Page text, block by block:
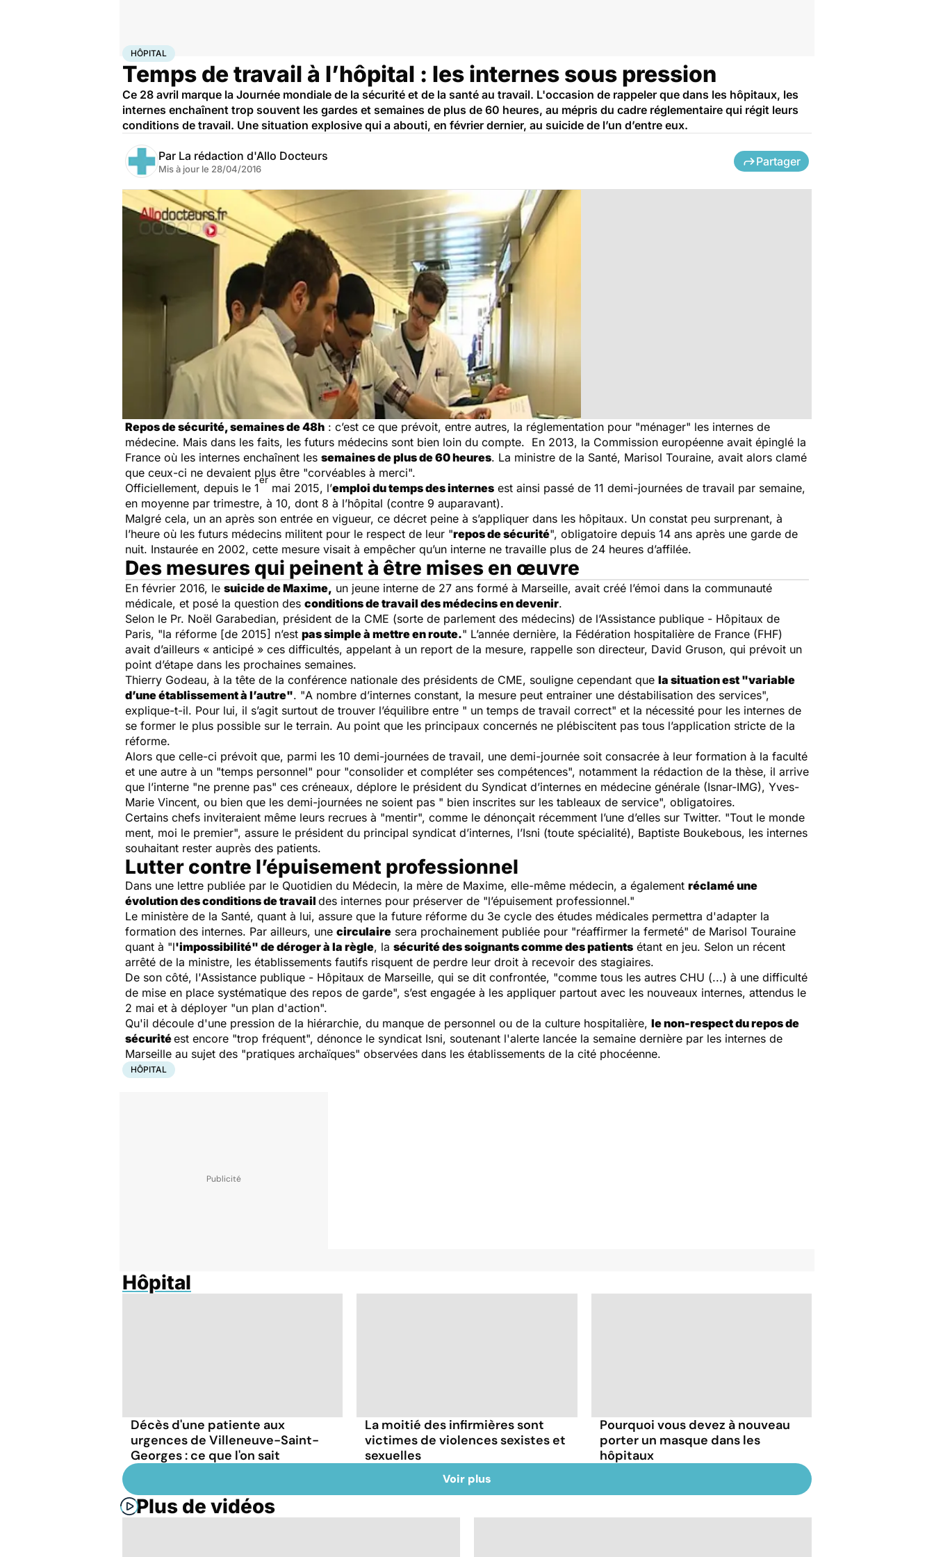
AccueilSantéSociété
HÔPITAL
Temps de travail à l’hôpital : les internes sous pression
Ce 28 avril marque la Journée mondiale de la sécurité et de la santé au travail. L'occasion de rappeler que dans les hôpitaux, les
internes enchaînent trop souvent les gardes et semaines de plus de 60 heures, au mépris du cadre réglementaire qui régit leurs
conditions de travail. Une situation explosive qui a abouti, en février dernier, au suicide de l’un d’entre eux.
Par La rédaction d'Allo Docteurs
Mis à jour le 28/04/2016
Partager
Repos de sécurité, semaines de 48h : c’est ce que prévoit, entre autres, la réglementation pour "ménager" les internes de
médecine. Mais dans les faits, les futurs médecins sont bien loin du compte. En 2013, la Commission européenne avait épinglé la
France où les internes enchaînent les semaines de plus de 60 heures. La ministre de la Santé, Marisol Touraine, avait alors clamé
que ceux-ci ne devaient plus être "corvéables à merci".
Officiellement, depuis le 1
er
mai 2015, l’emploi du temps des internes est ainsi passé de 11 demi-journées de travail par semaine,
en moyenne par trimestre, à 10, dont 8 à l’hôpital (contre 9 auparavant).
Malgré cela, un an après son entrée en vigueur, ce décret peine à s’appliquer dans les hôpitaux. Un constat peu surprenant, à
l’heure où les futurs médecins militent pour le respect de leur "repos de sécurité", obligatoire depuis 14 ans après une garde de
nuit. Instaurée en 2002, cette mesure visait à empêcher qu’un interne ne travaille plus de 24 heures d’affilée.
Des mesures qui peinent à être mises en œuvre
En février 2016, le suicide de Maxime, un jeune interne de 27 ans formé à Marseille, avait créé l’émoi dans la communauté
médicale, et posé la question des conditions de travail des médecins en devenir.
Selon le Pr. Noël Garabedian, président de la CME (sorte de parlement des médecins) de l’Assistance publique - Hôpitaux de
Paris, "la réforme [de 2015] n’est pas simple à mettre en route." L’année dernière, la Fédération hospitalière de France (FHF)
avait d’ailleurs « anticipé » ces difficultés, appelant à un report de la mesure, rappelle son directeur, David Gruson, qui prévoit un
point d’étape dans les prochaines semaines.
Thierry Godeau, à la tête de la conférence nationale des présidents de CME, souligne cependant que la situation est "variable
d’une établissement à l’autre". "A nombre d’internes constant, la mesure peut entrainer une déstabilisation des services",
explique-t-il. Pour lui, il s’agit surtout de trouver l’équilibre entre " un temps de travail correct" et la nécessité pour les internes de
se former le plus possible sur le terrain. Au point que les principaux concernés ne plébiscitent pas tous l’application stricte de la
réforme.
Alors que celle-ci prévoit que, parmi les 10 demi-journées de travail, une demi-journée soit consacrée à leur formation à la faculté
et une autre à un "temps personnel" pour "consolider et compléter ses compétences", notamment la rédaction de la thèse, il arrive
que l’interne "ne prenne pas" ces créneaux, déplore le président du Syndicat d’internes en médecine générale (Isnar-IMG), Yves-
Marie Vincent, ou bien que les demi-journées ne soient pas " bien inscrites sur les tableaux de service", obligatoires.
Certains chefs inviteraient même leurs recrues à "mentir", comme le dénonçait récemment l’une d’elles sur Twitter. "Tout le monde
ment, moi le premier", assure le président du principal syndicat d’internes, l’Isni (toute spécialité), Baptiste Boukebous, les internes
souhaitant rester auprès des patients.
Lutter contre l’épuisement professionnel
Dans une lettre publiée par le Quotidien du Médecin, la mère de Maxime, elle-même médecin, a également réclamé une
évolution des conditions de travail des internes pour préserver de "l’épuisement professionnel."
Le ministère de la Santé, quant à lui, assure que la future réforme du 3e cycle des études médicales permettra d'adapter la
formation des internes. Par ailleurs, une circulaire sera prochainement publiée pour "réaffirmer la fermeté" de Marisol Touraine
quant à "l'impossibilité" de déroger à la règle, la sécurité des soignants comme des patients étant en jeu. Selon un récent
arrêté de la ministre, les établissements fautifs risquent de perdre leur droit à recevoir des stagiaires.
De son côté, l'Assistance publique - Hôpitaux de Marseille, qui se dit confrontée, "comme tous les autres CHU (...) à une difficulté
de mise en place systématique des repos de garde", s’est engagée à les appliquer partout avec les nouveaux internes, attendus le
2 mai et à déployer "un plan d'action".
Qu'il découle d'une pression de la hiérarchie, du manque de personnel ou de la culture hospitalière, le non-respect du repos de
sécuritéest encore "trop fréquent", dénonce le syndicat Isni, soutenant l'alerte lancée la semaine dernière par les internes de
Marseille au sujet des "pratiques archaïques" observées dans les établissements de la cité phocéenne.
HÔPITAL
Hôpital
Décès d'une patiente aux
urgences de Villeneuve-Saint-
Georges : ce que l'on sait
La moitié des infirmières sont
victimes de violences sexistes et
sexuelles
Pourquoi vous devez à nouveau
porter un masque dans les
hôpitaux
Voir plus
Plus de vidéos